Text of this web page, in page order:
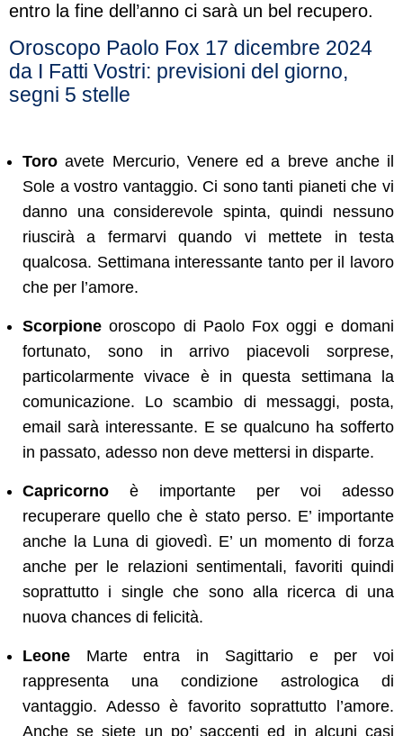
entro la fine dell’anno ci sarà un bel recupero.
Oroscopo Paolo Fox 17 dicembre 2024
da I Fatti Vostri: previsioni del giorno,
segni 5 stelle
Toro avete Mercurio, Venere ed a breve anche il
Sole a vostro vantaggio. Ci sono tanti pianeti che vi
danno una considerevole spinta, quindi nessuno
riuscirà a fermarvi quando vi mettete in testa
qualcosa. Settimana interessante tanto per il lavoro
che per l’amore.
Scorpione oroscopo di Paolo Fox oggi e domani
fortunato, sono in arrivo piacevoli sorprese,
particolarmente vivace è in questa settimana la
comunicazione. Lo scambio di messaggi, posta,
email sarà interessante. E se qualcuno ha sofferto
in passato, adesso non deve mettersi in disparte.
Capricorno è importante per voi adesso
recuperare quello che è stato perso. E’ importante
anche la Luna di giovedì. E’ un momento di forza
anche per le relazioni sentimentali, favoriti quindi
soprattutto i single che sono alla ricerca di una
nuova chances di felicità.
Leone Marte entra in Sagittario e per voi
rappresenta una condizione astrologica di
vantaggio. Adesso è favorito soprattutto l’amore.
Anche se siete un po’ saccenti ed in alcuni casi